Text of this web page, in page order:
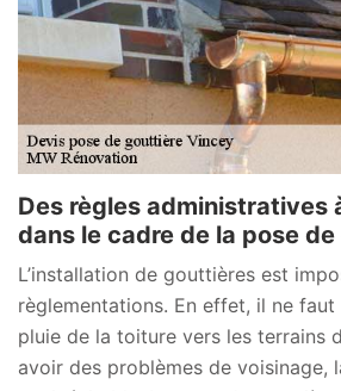
Des règles administratives
dans le cadre de la pose
L’installation de gouttières est
règlementations. En effet, il ne faut
pluie de la toiture vers les terrains
avoir des problèmes de voisinage,